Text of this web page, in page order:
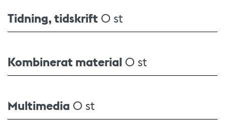
Tidning, tidskrift 0 st
Kombinerat material 0 st
Multimedia 0 st